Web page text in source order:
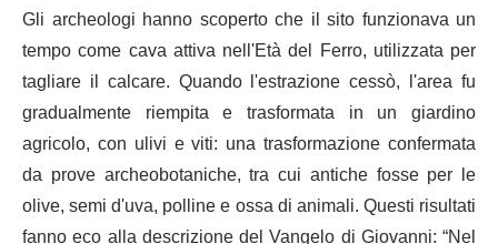
Gli archeologi hanno scoperto che il sito funzionava un
tempo come cava attiva nell'Età del Ferro, utilizzata per
tagliare il calcare. Quando l'estrazione cessò, l'area fu
gradualmente riempita e trasformata in un giardino
agricolo, con ulivi e viti: una trasformazione confermata
da prove archeobotaniche, tra cui antiche fosse per le
olive, semi d'uva, polline e ossa di animali. Questi risultati